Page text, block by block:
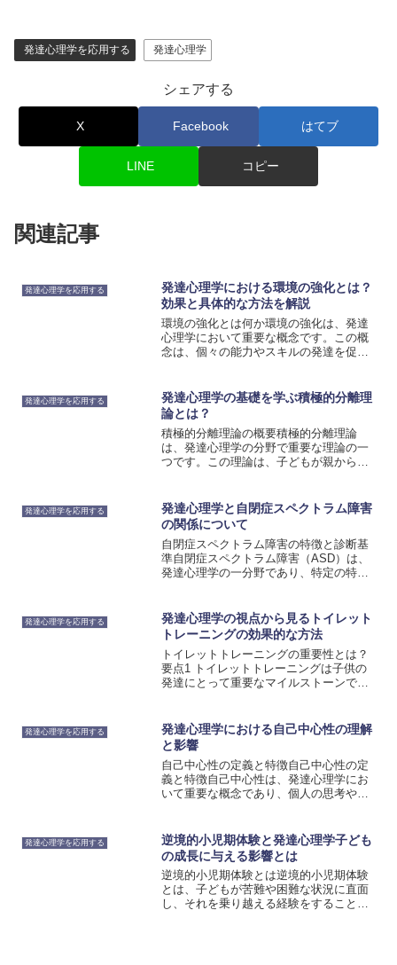
発達心理学を応用する 発達心理学
シェアする
X Facebook はてブ
LINE コピー
関連記事
発達心理学を応用する
発達心理学における環境の強化とは？
効果と具体的な方法を解説
環境の強化とは何か環境の強化は、発達
心理学において重要な概念です。この概
念は、個々の能力やスキルの発達を促進
果たすことが知られています。環境の強
化は、具体的な方法を通じ...
発達心理学を応用する
発達心理学の基礎を学ぶ積極的分離理
論とは？
積極的分離理論の概要積極的分離理論
は、発達心理学の分野で重要な理論の一
つです。この理論は、子どもが親から独
達において、親との関係性が非常に重要
であることは広く知られてい...
発達心理学を応用する
発達心理学と自閉症スペクトラム障害
の関係について
自閉症スペクトラム障害の特徴と診断基
準自閉症スペクトラム障害（ASD）は、
発達心理学の一分野であり、特定の特徴
ーションの障害、狭い興味関心や反復行
動の傾向など、さまざ...
発達心理学を応用する
発達心理学の視点から見るトイレット
トレーニングの効果的な方法
トイレットトレーニングの重要性とは？
要点1 トイレットトレーニングは子供の
発達にとって重要なマイルストーンであ
レに行くためのスキルを身につけること
は、子供が自立し、成長...
発達心理学を応用する
発達心理学における自己中心性の理解
と影響
自己中心性の定義と特徴自己中心性の定
義と特徴自己中心性は、発達心理学にお
いて重要な概念であり、個人の思考や行
顕著に現れる傾向があります。幼児は、
自分自身を中心に世界を捉...
発達心理学を応用する
逆境的小児期体験と発達心理学子ども
の成長に与える影響とは
逆境的小児期体験とは逆境的小児期体験
とは、子どもが苦難や困難な状況に直面
し、それを乗り越える経験をすることを